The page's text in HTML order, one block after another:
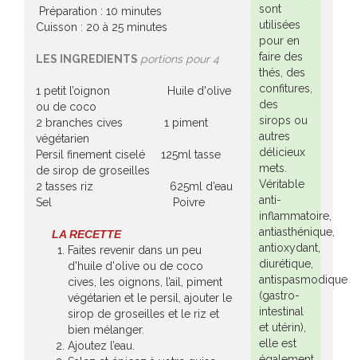
sont
utilisées
pour en
faire des
thés, des
confitures,
des
sirops ou
autres
délicieux
mets.
Véritable
anti-
inflammatoire,
antiasthénique,
antioxydant,
diurétique,
antispasmodique
(gastro-
intestinal
et utérin),
elle est
Préparation : 10 minutes
Cuisson : 20 à 25 minutes
LES INGREDIENTS portions pour 4
1 petit l’oignon Huile d'olive
ou de coco
2 branches cives 1 piment
végétarien
Persil finement ciselé 125ml tasse
de sirop de groseilles
2 tasses riz 625ml d’eau
Sel Poivre
LA RECETTE
Faites revenir dans un peu
d'huile d'olive ou de coco
cives, les oignons, l’ail, piment
végétarien et le persil, ajouter le
sirop de groseilles et le riz et
bien mélanger.
Ajoutez l’eau.